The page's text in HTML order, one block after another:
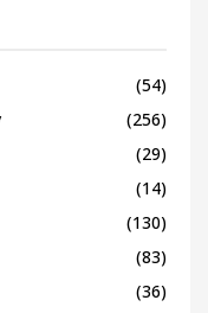
(54)
(256)
(29)
(14)
(130)
(83)
(36)